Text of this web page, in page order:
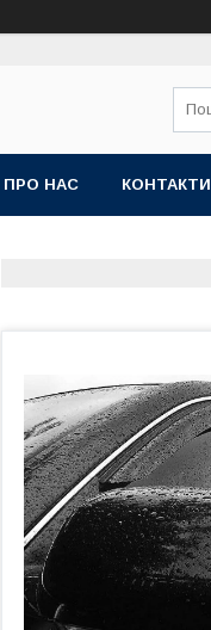
ПРО НАС КОНТАКТИ